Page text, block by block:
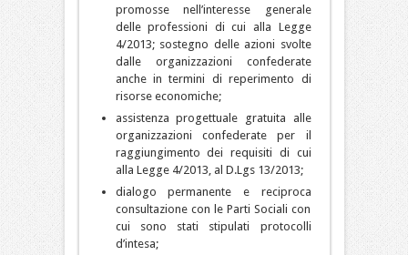
promosse nell’interesse generale
delle professioni di cui alla Legge
4/2013; sostegno delle azioni svolte
dalle organizzazioni confederate
anche in termini di reperimento di
risorse economiche;
assistenza progettuale gratuita alle
organizzazioni confederate per il
raggiungimento dei requisiti di cui
alla Legge 4/2013, al D.Lgs 13/2013;
dialogo permanente e reciproca
consultazione con le Parti Sociali con
cui sono stati stipulati protocolli
d’intesa;